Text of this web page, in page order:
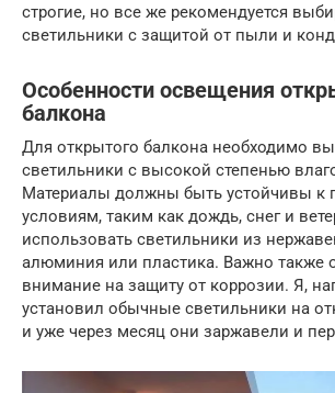
строгие, но все же рекомендуется
светильники с защитой от пыли и
Особенности освещения
балкона
Для открытого балкона необходимо
светильники с высокой степенью
Материалы должны быть устойчивы к
условиям, таким как дождь, снег и
использовать светильники из
алюминия или пластика. Важно также
внимание на защиту от коррозии. Я,
установил обычные светильники на
и уже через месяц они заржавели и